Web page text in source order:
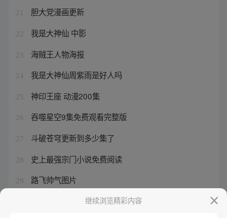
21 胆大党漫画更新
22 我是大神仙 中影
23 海贼王人物海报
24 我是大神仙周紫雨是好人吗
25 神印王座 动漫200集
26 吞噬星空9集免费观看完整版
27 斗破苍穹更新到多少集了
28 史上最强宗门小说免费阅读
29 路飞帅气图片
海贼王之四皇一帝继续浏览精彩内容